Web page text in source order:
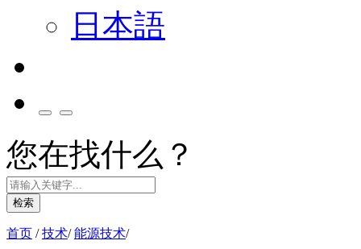
日本語
您在找什么？
检索
首页 / 技术/ 能源技术/